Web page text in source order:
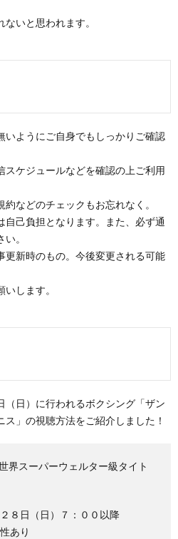
いと思われます。
いようにご自身でもしっかりご確認
スケジュールなどを確認の上ご利用
などのチェックもお忘れなく。
自己負担となります。また、必ず通
。
更新時のもの。今後変更される可能
します。
（日）に行われるボクシング「ザン
」の視聴方法をご紹介しました！
界スーパーウェルター級タイト
８日（日）７：００以降
あり